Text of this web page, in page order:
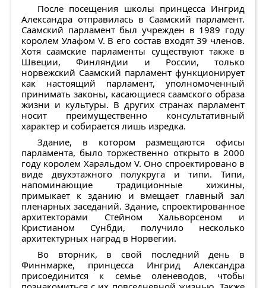
После посещения школы принцесса Ингрид
Александра отправилась в Саамский парламент.
Саамский парламент был учрежден в 1989 году
королем Улафом V. В его состав входят 39 членов.
Хотя саамские парламенты существуют также в
Швеции, Финляндии и России, только
норвежский Саамский парламент функционирует
как настоящий парламент, уполномоченный
принимать законы, касающиеся саамского образа
жизни и культуры. В других странах парламент
носит преимущественно консультативный
характер и собирается лишь изредка.
Здание, в котором размещаются офисы
парламента, было торжественно открыто в 2000
году королем Харальдом V. Оно спроектировано в
виде двухэтажного полукруга и типи. Типи,
напоминающие традиционные хижины,
примыкает к зданию и вмещает главный зал
пленарных заседаний. Здание, спроектированное
архитекторами Стейном Хальворсеном и
Кристианом Сунбди, получило несколько
архитектурных наград в Норвегии.
Во вторник, в свой последний день в
Финнмарке, принцесса Ингрид Александра
присоединится к семье оленеводов, чтобы